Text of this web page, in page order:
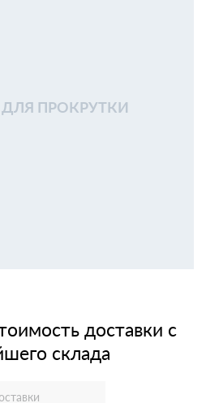
ПРОКРУТКИ
доставки с
склада